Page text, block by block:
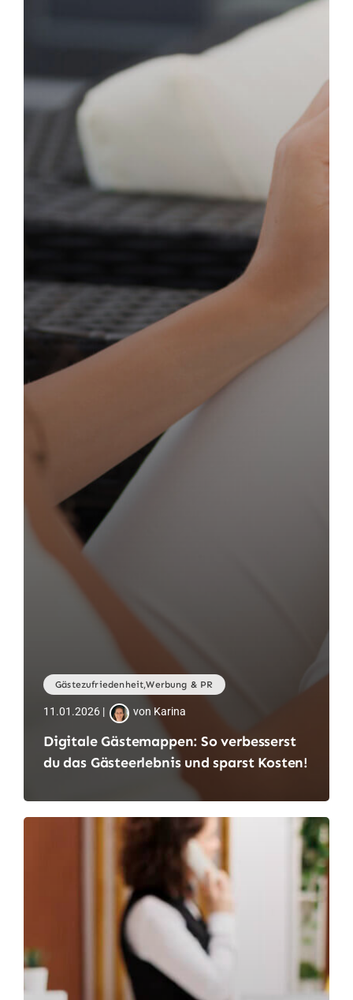
Gästezufriedenheit,Werbung & PR
11.01.2026 | von Karina
Digitale Gästemappen: So verbesserst
du das Gästeerlebnis und sparst Kosten!